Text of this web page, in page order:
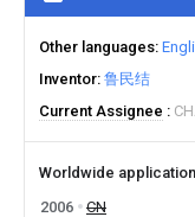
Other languages
Inventor 鲁民结
Current Assignee
Worldwide
2006
CN